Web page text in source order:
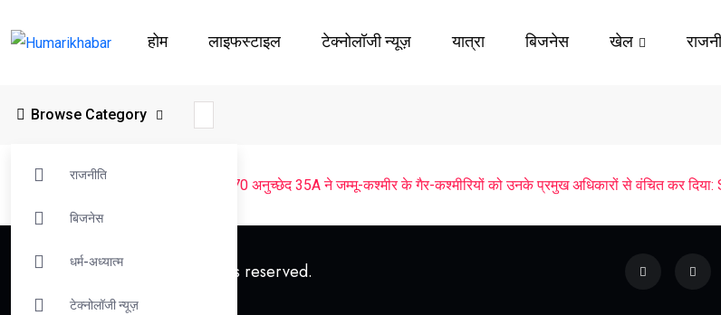
होम लाइफस्‍टाइल टेक्नोलॉजी न्यूज़ यात्रा बिजनेस खेल
Browse Category
राजनीति
बिजनेस
धर्म-अध्यात्म
टेक्नोलॉजी न्यूज़
Humarikhabar> Article 370 अनुच्छेद 35A ने जम्मू-कश्मीर के गैर-कश्मीरियों को उनके प्रमुख अधिकारों से वंचित कर
© 2023 Humarikhabar. All rights reserved.